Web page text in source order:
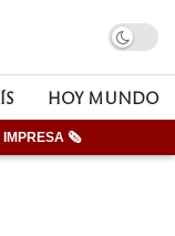
HOY MUNDO
IMPRESA 🗞